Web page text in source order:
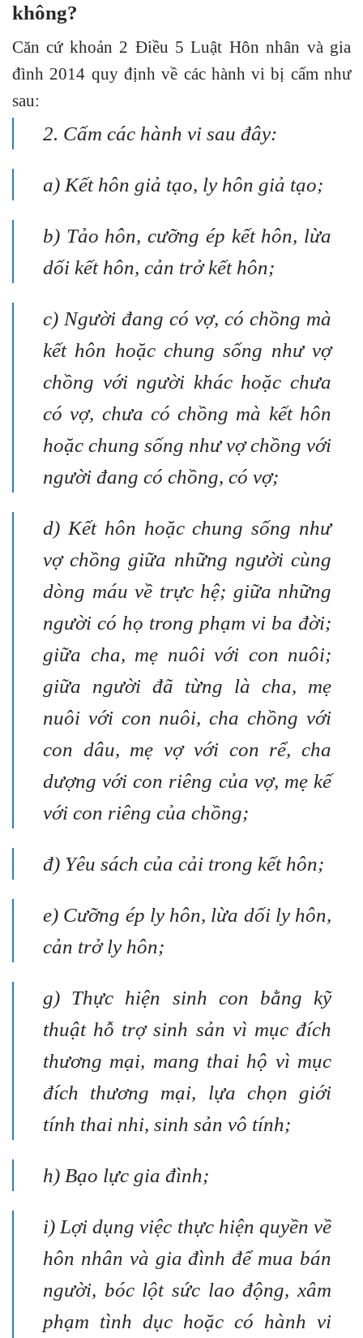
không?
Căn cứ khoản 2 Điều 5 Luật Hôn nhân và gia
đình 2014 quy định về các hành vi bị cấm như
sau:
2. Cấm các hành vi sau đây:
a) Kết hôn giả tạo, ly hôn giả tạo;
b) Tảo hôn, cưỡng ép kết hôn, lừa
dối kết hôn, cản trở kết hôn;
c) Người đang có vợ, có chồng mà
kết hôn hoặc chung sống như vợ
chồng với người khác hoặc chưa
có vợ, chưa có chồng mà kết hôn
hoặc chung sống như vợ chồng với
người đang có chồng, có vợ;
d) Kết hôn hoặc chung sống như
vợ chồng giữa những người cùng
dòng máu về trực hệ; giữa những
người có họ trong phạm vi ba đời;
giữa cha, mẹ nuôi với con nuôi;
giữa người đã từng là cha, mẹ
nuôi với con nuôi, cha chồng với
con dâu, mẹ vợ với con rể, cha
dượng với con riêng của vợ, mẹ kế
với con riêng của chồng;
đ) Yêu sách của cải trong kết hôn;
e) Cưỡng ép ly hôn, lừa dối ly hôn,
cản trở ly hôn;
g) Thực hiện sinh con bằng kỹ
thuật hỗ trợ sinh sản vì mục đích
thương mại, mang thai hộ vì mục
đích thương mại, lựa chọn giới
tính thai nhi, sinh sản vô tính;
h) Bạo lực gia đình;
i) Lợi dụng việc thực hiện quyền về
hôn nhân và gia đình để mua bán
người, bóc lột sức lao động, xâm
phạm tình dục hoặc có hành vi